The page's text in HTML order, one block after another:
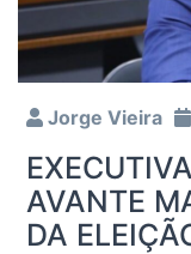
Jorge Vieira
AVANTE
DA